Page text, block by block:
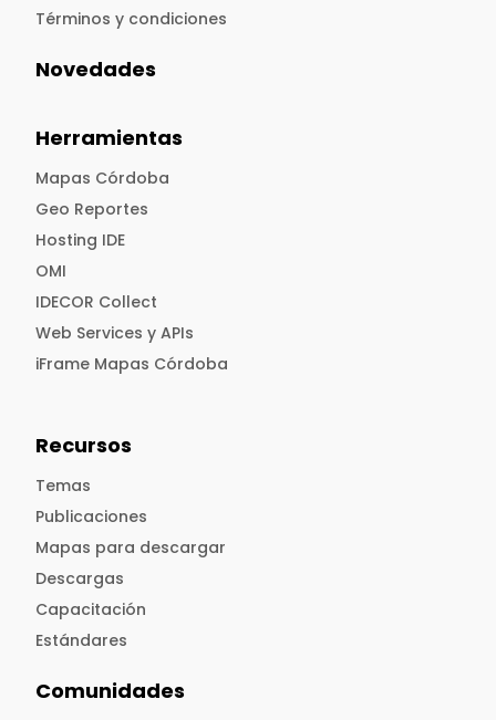
Términos y condiciones
Novedades
Herramientas
Mapas Córdoba
Geo Reportes
Hosting IDE
OMI
IDECOR Collect
Web Services y APIs
iFrame Mapas Córdoba
Recursos
Temas
Publicaciones
Mapas para descargar
Descargas
Capacitación
Estándares
Comunidades